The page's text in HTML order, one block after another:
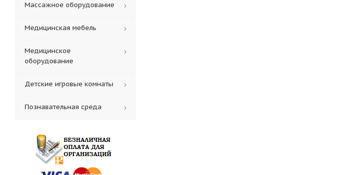
Массажное оборудование
Медицинская мебель
Медицинское
оборудование
Детские игровые комнаты
Познавательная среда